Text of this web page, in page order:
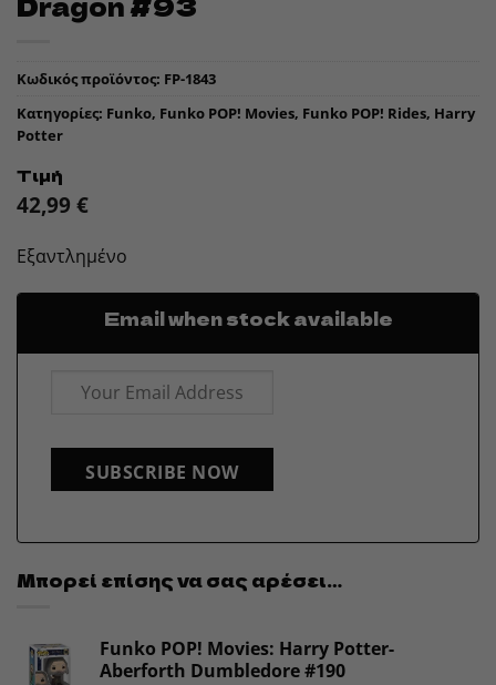
Κωδικός προϊόντος: FP-1843
Κατηγορίες: Funko, Funko POP! Movies, Funko POP! Rides, Harry
Potter
Τιμή
42,99 €
Εξαντλημένο
Email when stock available
SUBSCRIBE NOW
Μπορεί επίσης να σας αρέσει…
Funko POP! Movies: Harry Potter-
Aberforth Dumbledore #190